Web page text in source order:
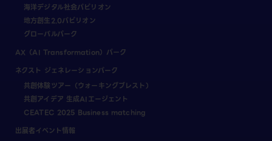
海洋デジタル社会パビリオン
地方創生2.0パビリオン
グローバルパーク
AX（AI Transformation）パーク
ネクスト ジェネレーションパーク
共創体験ツアー（ウォーキングブレスト）
共創アイデア 生成AIエージェント
CEATEC 2025 Business matching
出展者イベント情報